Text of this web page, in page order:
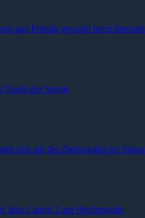
and Friends gewann beim
Nacht des Sports
sich auf der Zielgeraden der
Jena Caputs 2 am Wochenende